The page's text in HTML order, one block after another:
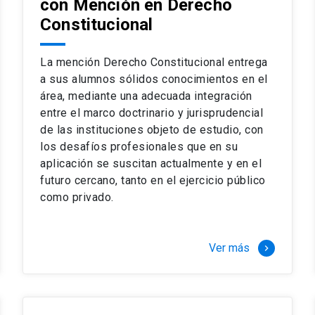
del programa hasta 8 semestres. Los alumnos que
principalmente a extranjeros, que permite concentrar
expectativas profesionales, eligiendo entre una variedad de
de graduación de diciembre a marzo.
complejo y sofisticado ejercicio profesional. La
de nuestros alumnos, tanto nacionales como
especialmente orientado a las necesidades de la
lectivos, seminarios de casos y actualización de
en los problemas legales más complejos.
perfeccionamiento en los conocimientos del área, tanto
compleja de los problemas que enfrenta nuestra
académico como en lo profesional, haciéndote
con Mención en Derecho
Constitucional
La mención Derecho Constitucional entrega
a sus alumnos sólidos conocimientos en el
área, mediante una adecuada integración
entre el marco doctrinario y jurisprudencial
de las instituciones objeto de estudio, con
los desafíos profesionales que en su
aplicación se suscitan actualmente y en el
futuro cercano, tanto en el ejercicio público
como privado.
Ver más keyboard_arrow_right